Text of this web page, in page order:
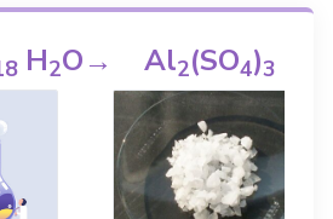
8 H2O→ Al2(SO4)3